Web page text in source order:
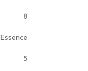
8
Essence
5